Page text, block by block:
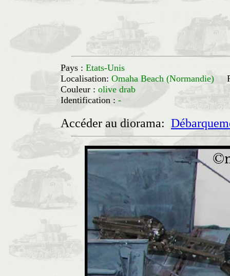
Pays : Etats-Unis
Localisation: Omaha Beach (Normandie)
Couleur : olive drab
Identification : -
Accéder au diorama: